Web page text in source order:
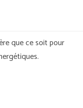
que ce soit pour